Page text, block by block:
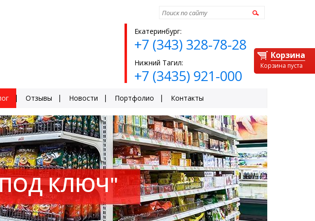
Екатеринбург:
+7 (343) 328-78-28
Нижний Тагил:
+7 (3435) 921-000
Отзывы Новости Портфолио Контакты
Корзина
Корзина пуста
КЛЮЧ"